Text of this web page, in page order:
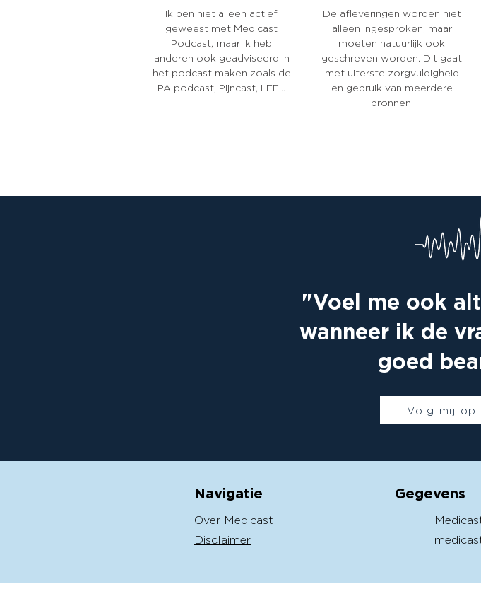
Ik ben niet alleen actief
geweest met Medicast
Podcast, maar ik heb
anderen ook geadviseerd in
het podcast maken zoals de
PA podcast, Pijncast, LEF!..
De afleveringen worden niet
alleen ingesproken, maar
moeten natuurlijk ook
geschreven worden. Dit gaat
met uiterste zorgvuldigheid
en gebruik van meerdere
bronnen.
"Voel me ook
wanneer ik de
goed
Volg mij op
Navigatie
Over Medicast
Disclaimer
Gegevens